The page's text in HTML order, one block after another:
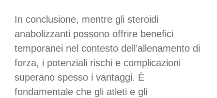
In conclusione, mentre gli steroidi
anabolizzanti possono offrire benefici
temporanei nel contesto dell’allenamento di
forza, i potenziali rischi e complicazioni
superano spesso i vantaggi. È
fondamentale che gli atleti e gli